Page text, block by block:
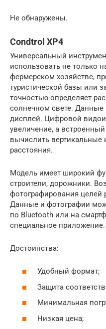
Не обнаружены.
Condtrol XP4
Универсальный
использовать не только
фермерском хозяйстве,
туристической базы или
точностью определяет
солнечном свете.
дисплей. Цифровой
увеличение, а
вычислить вертикальные
расстояния.
Модель имеет широкий
строители, дорожники.
фотографирования целей
Данные и фотографии
по Bluetooth или на
специальное приложение.
Достоинства:
Удобный формат;
Защита
Минимальная
Низкая цена;